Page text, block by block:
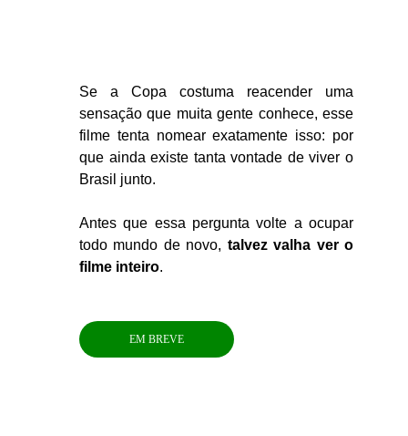
Se a Copa costuma reacender uma
sensação que muita gente conhece, esse
filme tenta nomear exatamente isso: por
que ainda existe tanta vontade de viver o
Brasil junto.
Antes que essa pergunta volte a ocupar
todo mundo de novo, talvez valha ver o
filme inteiro.
EM BREVE